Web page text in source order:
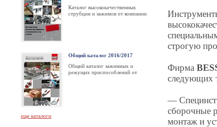
Каталог высококачественных
струбцин и зажимов от компании
Общий каталог 2016/2017
Общий каталог зажимных и
режущих приспособлений от
еще каталоги
строгую
Фирма
следующих
—
сборочные
монтаж и